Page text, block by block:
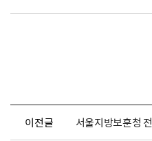
이전글 서울지방보훈청